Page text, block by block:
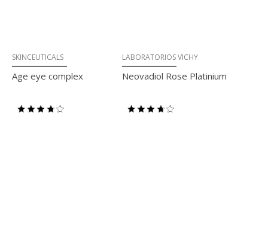
SKINCEUTICALS
Age eye complex
LABORATORIOS VICHY
Neovadiol Rose Platinium